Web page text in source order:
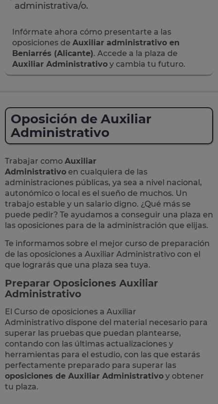
administrativa/o.
Infórmate ahora cómo presentarte a las
oposiciones de Auxiliar administrativo en
Beniarrés (Alicante). Accede a la plaza de
Auxiliar Administrativo y cambia tu futuro.
Oposición de Auxiliar
Administrativo
Trabajar como Auxiliar
Administrativo en cualquiera de las
administraciones públicas, ya sea a nivel nacional,
autonómico o local es el sueño de muchos. Un
trabajo estable y un salario digno. ¿Qué más se
puede pedir? Te ayudamos a conseguir una plaza en
las oposiciones para de la administración que elijas.
Te informamos sobre el mejor curso de preparación
de las oposiciones a Auxiliar Administrativo con el
que lograrás que una plaza sea tuya.
Preparar Oposiciones Auxiliar
Administrativo
El Curso de oposiciones a Auxiliar
Administrativo dispone del material necesario para
superar las pruebas que puedan plantearse,
contando con las últimas actualizaciones y
herramientas para el estudio, con las que estarás
perfectamente preparado para superar las
oposiciones de Auxiliar Administrativo y obtener
tu plaza.